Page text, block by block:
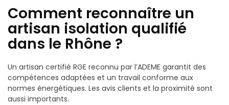
Comment reconnaître un
artisan isolation qualifié
dans le Rhône ?
Un artisan certifié RGE reconnu par l’ADEME garantit des
compétences adaptées et un travail conforme aux
normes énergétiques. Les avis clients et la proximité sont
aussi importants.